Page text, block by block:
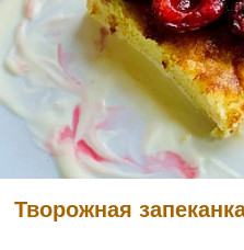
Творожная